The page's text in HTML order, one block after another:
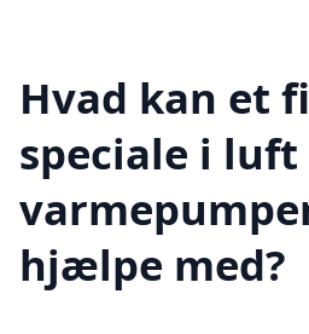
Hvad kan et
speciale i
hjælpe med?